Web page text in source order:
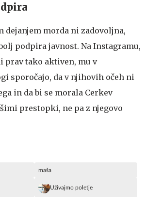
dejanjem morda ni zadovoljna,
podpira javnost. Na Instagramu,
prav tako aktiven, mu v
sporočajo, da v njihovih očeh ni
in da bi se morala Cerkev
prestopki, ne pa z njegovo
maša
Uživajmo poletje